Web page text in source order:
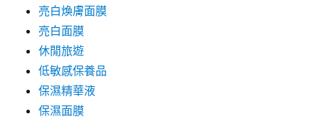
亮白煥膚面膜
亮白面膜
休閒旅遊
低敏感保養品
保濕精華液
保濕面膜